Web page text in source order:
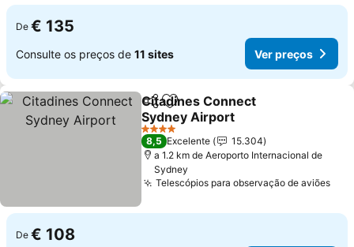
De € 135
Consulte os preços de 11 sites Ver preços
PartilharAdicionar aos favoritos
Citadines Connect
Sydney Airport
4 Estrelas
8,5 Excelente
15.304
a 1.2 km de Aeroporto Internacional de
Sydney
Telescópios para observação de aviões
De € 108